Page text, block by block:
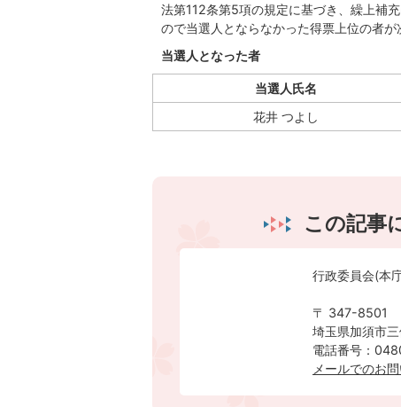
法第112条第5項の規定に基づき、繰上補
ので当選人とならなかった得票上位の者
当選人となった者
当選人氏名
花井 つよし
この記事
行政委員会(本
〒 347-8501
埼玉県加須市
電話番号：
メールでのお